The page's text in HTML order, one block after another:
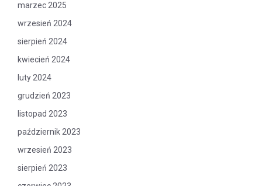
marzec 2025
wrzesień 2024
sierpień 2024
kwiecień 2024
luty 2024
grudzień 2023
listopad 2023
październik 2023
wrzesień 2023
sierpień 2023